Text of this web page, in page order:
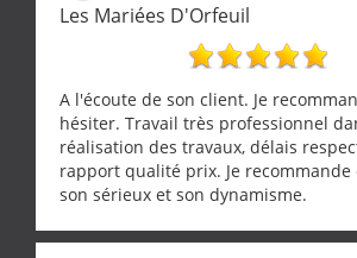
Les Mariées D'Orfeuil
A l'écoute de son client. Je
hésiter. Travail très professionnel
réalisation des travaux, délais
rapport qualité prix. Je
son sérieux et son dynamisme.